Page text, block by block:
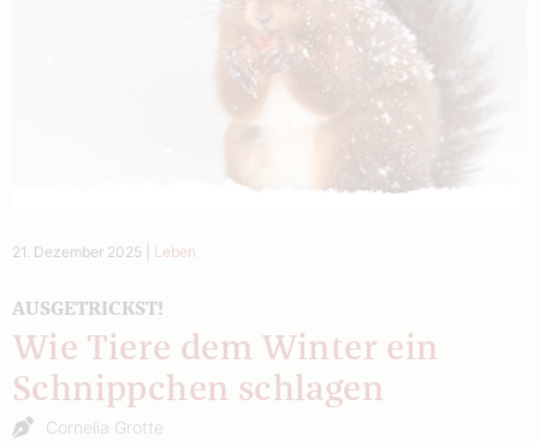
21. Dezember 2025 Leben
AUSGETRICKST!
Wie Tiere dem Winter ein
Schnippchen schlagen
Cornelia Grotte